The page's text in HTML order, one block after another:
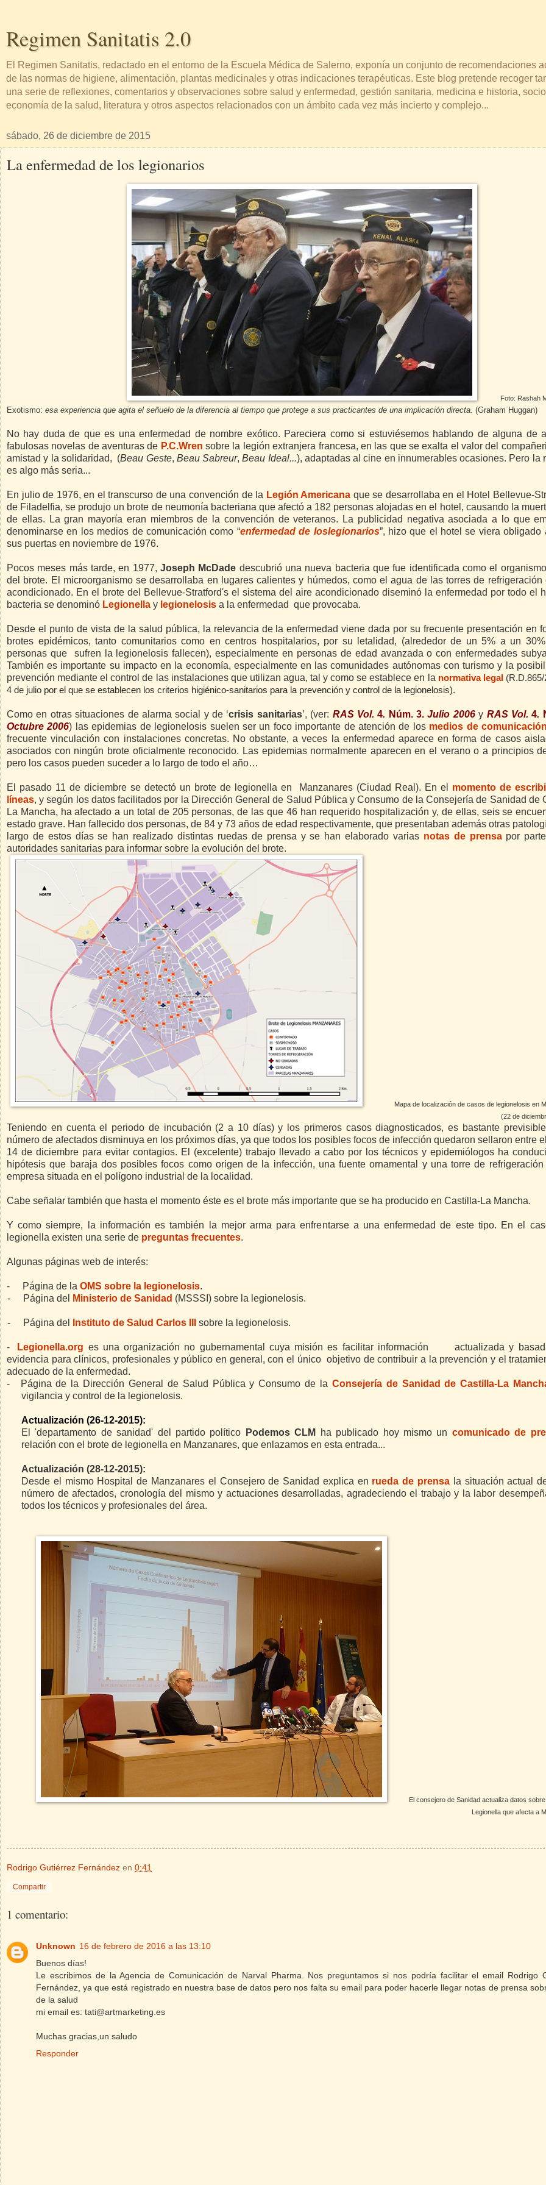
Regimen Sanitatis 2.0
El Regimen Sanitatis, redactado en el entorno de la Escuela Médica de Salerno, exponía un conjunto de recomendaciones
de las normas de higiene, alimentación, plantas medicinales y otras indicaciones terapéuticas. Este blog pretende recoger
una serie de reflexiones, comentarios y observaciones sobre salud y enfermedad, gestión sanitaria, medicina e historia,
economía de la salud, literatura y otros aspectos relacionados con un ámbito cada vez más incierto y complejo...
sábado, 26 de diciembre de 2015
La enfermedad de los legionarios
Foto: Rashah
Exotismo: esa experiencia que agita el señuelo de la diferencia al tiempo que protege a sus practicantes de una implicación directa. (Graham Huggan)
No hay duda de que es una enfermedad de nombre exótico. Pareciera como si estuviésemos hablando de alguna de
fabulosas novelas de aventuras de P.C.Wren sobre la legión extranjera francesa, en las que se exalta el valor del
amistad y la solidaridad, (Beau Geste, Beau Sabreur,Beau Ideal...), adaptadas al cine en innumerables ocasiones. Pero la
es algo más seria...
En julio de 1976, en el transcurso de una convención de la Legión Americana que se desarrollaba en el Hotel Bellevue-
de Filadelfia, se produjo un brote de neumonía bacteriana que afectó a 182 personas alojadas en el hotel, causando la
de ellas. La gran mayoría eran miembros de la convención de veteranos. La publicidad negativa asociada a lo que
denominarse en los medios de comunicación como “enfermedad de loslegionarios”, hizo que el hotel se viera obligado
sus puertas en noviembre de 1976.
Pocos meses más tarde, en 1977, Joseph McDade descubrió una nueva bacteria que fue identificada como el
del brote. El microorganismo se desarrollaba en lugares calientes y húmedos, como el agua de las torres de refrigeración
acondicionado. En el brote del Bellevue-Stratford's el sistema del aire acondicionado diseminó la enfermedad por todo el
bacteria se denominó Legionella y legionelosis a la enfermedad que provocaba.
Desde el punto de vista de la salud pública, la relevancia de la enfermedad viene dada por su frecuente presentación en
brotes epidémicos, tanto comunitarios como en centros hospitalarios, por su letalidad, (alrededor de un 5% a un
personas que sufren la legionelosis fallecen), especialmente en personas de edad avanzada o con enfermedades
También es importante su impacto en la economía, especialmente en las comunidades autónomas con turismo y la
prevención mediante el control de las instalaciones que utilizan agua, tal y como se establece en la normativa legal
4 de julio por el que se establecen los criterios higiénico-sanitarios para la prevención y control de la legionelosis).
Como en otras situaciones de alarma social y de ‘crisis sanitarias’, (ver: RAS Vol.4. Núm. 3.Julio 2006y RAS Vol.4.
Octubre 2006) las epidemias de legionelosis suelen ser un foco importante de atención de los medios de comunicación
frecuente vinculación con instalaciones concretas. No obstante, a veces la enfermedad aparece en forma de casos
asociados con ningún brote oficialmente reconocido. Las epidemias normalmente aparecen en el verano o a principios
pero los casos pueden suceder a lo largo de todo el año…
El pasado 11 de diciembre se detectó un brote de legionella en Manzanares (Ciudad Real). En el momento de
líneas, y según los datos facilitados por la Dirección General de Salud Pública y Consumo de la Consejería de Sanidad de
La Mancha, ha afectado a un total de 205 personas, de las que 46 han requerido hospitalización y, de ellas, seis se
estado grave. Han fallecido dos personas, de 84 y 73 años de edad respectivamente, que presentaban además otras
largo de estos días se han realizado distintas ruedas de prensa y se han elaborado varias notas de prensa por
autoridades sanitarias para informar sobre la evolución del brote.
Mapa de localización de casos de legionelosis en
(22 de
Teniendo en cuenta el periodo de incubación (2 a 10 días) y los primeros casos diagnosticados, es bastante
número de afectados disminuya en los próximos días, ya que todos los posibles focos de infección quedaron sellaron entre
14 de diciembre para evitar contagios. El (excelente) trabajo llevado a cabo por los técnicos y epidemiólogos ha
hipótesis que baraja dos posibles focos como origen de la infección, una fuente ornamental y una torre de
empresa situada en el polígono industrial de la localidad.
Cabe señalar también que hasta el momento éste es el brote más importante que se ha producido en Castilla-La Mancha.
Y como siempre, la información es también la mejor arma para enfrentarse a una enfermedad de este tipo. En el
legionella existen una serie de preguntas frecuentes.
Algunas páginas web de interés:
- Página de la OMS sobre la legionelosis.
-
Página del Ministerio de Sanidad (MSSSI) sobre la legionelosis.
- Página del Instituto de Salud Carlos III sobre la legionelosis.
- Legionella.org es una organización no gubernamental cuya misión es facilitar información actualizada y
evidencia para clínicos, profesionales y público en general, con el único objetivo de contribuir a la prevención y el
adecuado de la enfermedad.
-
Página de la Dirección General de Salud Pública y Consumo de la Consejería de Sanidad de Castilla-La
vigilancia y control de la legionelosis.
Actualización (26-12-2015):
El 'departamento de sanidad' del partido político
Podemos CLM ha publicado hoy mismo un comunicado de
relación con el brote de legionella en Manzanares, que enlazamos en esta entrada...
Actualización (28-12-2015):
Desde el mismo Hospital de Manzanares el Consejero de Sanidad explica en rueda de prensa la situación actual
número de afectados, cronología del mismo y actuaciones desarrolladas, agradeciendo el trabajo y la labor
todos los técnicos y profesionales del área.
El consejero de Sanidad actualiza datos
Legionella que afecta a
Rodrigo Gutiérrez Fernández en 0:41
Compartir
1 comentario:
Unknown 16 de febrero de 2016 a las 13:10
Buenos días!
Le escribimos de la Agencia de Comunicación de Narval Pharma. Nos preguntamos si nos podría facilitar el email Rodrigo
Fernández, ya que está registrado en nuestra base de datos pero nos falta su email para poder hacerle llegar notas de prensa
de la salud
mi email es: tati@artmarketing.es
Muchas gracias,un saludo
Responder